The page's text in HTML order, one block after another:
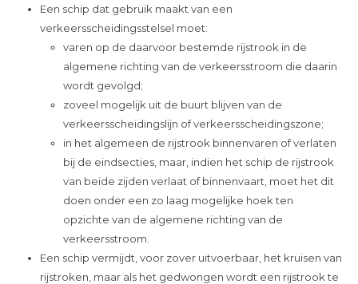
Een schip dat gebruik maakt van een
verkeersscheidingsstelsel moet:
varen op de daarvoor bestemde rijstrook in de
algemene richting van de verkeersstroom die daarin
wordt gevolgd;
zoveel mogelijk uit de buurt blijven van de
verkeersscheidingslijn of verkeersscheidingszone;
in het algemeen de rijstrook binnenvaren of verlaten
bij de eindsecties, maar, indien het schip de rijstrook
van beide zijden verlaat of binnenvaart, moet het dit
doen onder een zo laag mogelijke hoek ten
opzichte van de algemene richting van de
verkeersstroom.
Een schip vermijdt, voor zover uitvoerbaar, het kruisen van
rijstroken, maar als het gedwongen wordt een rijstrook te